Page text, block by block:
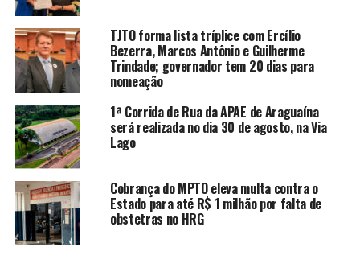
TJTO forma lista tríplice com Ercílio
Bezerra, Marcos Antônio e Guilherme
Trindade; governador tem 20 dias para
nomeação
1ª Corrida de Rua da APAE de Araguaína
será realizada no dia 30 de agosto, na Via
Lago
Cobrança do MPTO eleva multa contra o
Estado para até R$ 1 milhão por falta de
obstetras no HRG